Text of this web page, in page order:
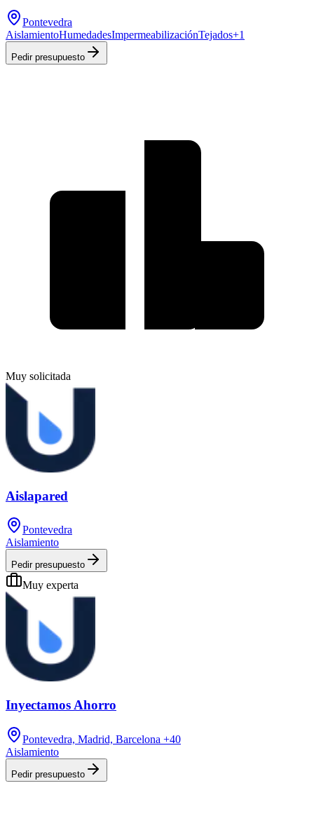
Pontevedra
AislamientoHumedadesImpermeabilizaciónTejados+1
Pedir presupuesto
Muy solicitada
Aislapared
Pontevedra
Aislamiento
Pedir presupuesto
Muy experta
Inyectamos Ahorro
Pontevedra, Madrid, Barcelona +40
Aislamiento
Pedir presupuesto